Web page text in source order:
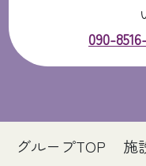
090-
グループTOP 施